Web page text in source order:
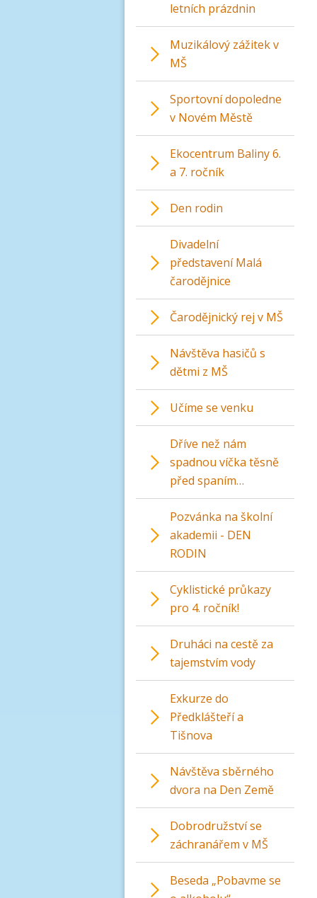
letních prázdnin
Muzikálový zážitek v
MŠ
Sportovní dopoledne
v Novém Městě
Ekocentrum Baliny 6.
a 7. ročník
Den rodin
Divadelní
představení Malá
čarodějnice
Čarodějnický rej v MŠ
Návštěva hasičů s
dětmi z MŠ
Učíme se venku
Dříve než nám
spadnou víčka těsně
před spaním…
Pozvánka na školní
akademii - DEN
RODIN
Cyklistické průkazy
pro 4. ročník!
Druháci na cestě za
tajemstvím vody
Exkurze do
Předklášteří a
Tišnova
Návštěva sběrného
dvora na Den Země
Dobrodružství se
záchranářem v MŠ
Beseda „Pobavme se